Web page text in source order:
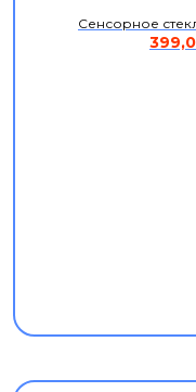
Сенсорное